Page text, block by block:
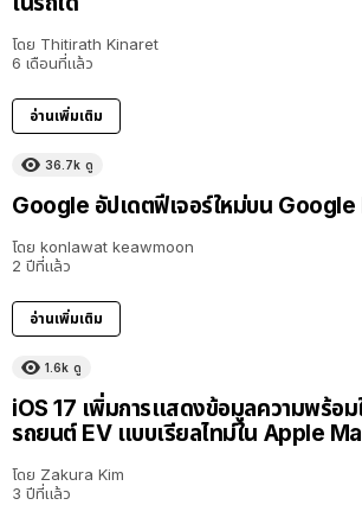
โดย Thitirath Kinaret
6 เดือนที่แล้ว
อ่านเพิ่มเติม
36.7k ดู
Google อัปเดตฟีเจอร์ใหม่บน
โดย konlawat keawmoon
2 ปีที่แล้ว
อ่านเพิ่มเติม
1.6k ดู
iOS 17 เพิ่มการแสดงข้อมูลความพร้อม
รถยนต์ EV แบบเรียลไทม์ใน Apple
โดย Zakura Kim
3 ปีที่แล้ว